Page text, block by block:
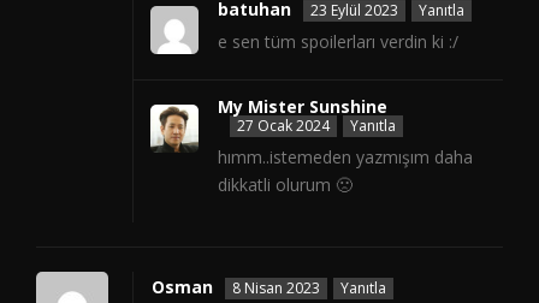
batuhan 23 Eylül 2023 Yanıtla
e sen tüm spoilerları verdin ki :/
My Mister Sunshine
27 Ocak 2024 Yanıtla
hımm..istemeden yazmışım daha
dikkatli olurum 🙁
Osman 8 Nisan 2023 Yanıtla